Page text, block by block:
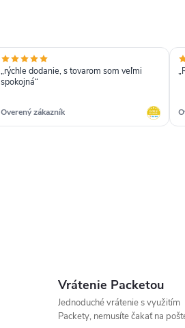
„rýchle dodanie, s tovarom som veľmi
spokojná“
Overený zákazník
Vrátenie Packetou
Jednoduché vrátenie s využitím
Packety, nemusíte čakať na